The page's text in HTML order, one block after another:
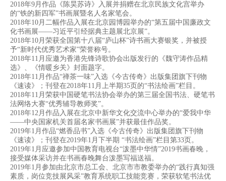
2018年9月作品《陈昊苏诗》入展并捐赠在北京民族文化宫举办
的“铁的新四军”书画展暨名人名家笔会。
2018年10月二幅作品入展在北京园博园举办的“第五届中国廉政文
化书画展——习近平引经据典主题展北京展”。
2018年10月荣获全国第十八届“庐山杯”诗书画大赛银奖，并被授
予“新时代优秀艺术家”荣誉称号。
2018年11月应邀为香港先锋诗歌协会出版发行的《魏守涛作品精
选》、《情暖乡关》封面题字。
2018年11月作品“禅茶一味”入选《今古传奇》出版集团旗下刊物
《速读》；刊登在2018年11月上半期35页的“书法绘画”栏目。
2018年11月荣获中国硬笔书法协会举办的第三届全国书法、硬笔书
法网络大赛“优秀辅导教师奖”。
2018年12月作品入展在北京中新华文化交流中心举办的“爱我中华
——中央国家机关首届名家书画展”并获最佳作品奖。
2019年1月作品“燃香品书”入选《今古传奇》出版集团旗下刊物
《速读》；刊登在2019年1月下半期 “书法绘画”栏目第33页。
2019年1月应邀参加中国教育电视台“泼墨中华情”2019书画春晚，
接受媒体采访并在书画春晚舞台泼墨写福送福。
2019年1月参加由北京市总工会、北京市市教委举办的“践行真知强
素质，岗位竞技展风采”教育系统职工技能竞赛，荣获软笔书法优